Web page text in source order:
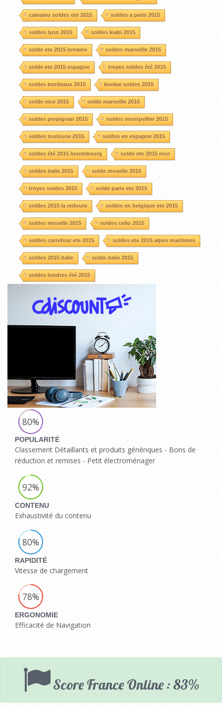
camaieu soldes ete 2015 soldes a paris 2015
soldes lyon 2015 soldes kiabi 2015
solde ete 2015 lorraine soldes marseille 2015
solde ete 2015 espagne troyes soldes été 2015
soldes bordeaux 2015 kookai soldes 2015
solde nice 2015 solde marseille 2015
soldes perpignan 2015 soldes montpellier 2015
soldes toulouse 2015 soldes en espagne 2015
soldes été 2015 luxembourg solde ete 2015 nice
soldes italie 2015 solde moselle 2015
troyes soldes 2015 solde paris ete 2015
soldes 2015 la redoute soldes en belgique ete 2015
soldes moselle 2015 soldes celio 2015
soldes carrefour ete 2015 soldes ete 2015 alpes maritimes
soldes 2015 italie solde italie 2015
soldes londres été 2015
80%
POPULARITÉ
Classement Détaillants et produits génériques - Bons de
réduction et remises - Petit électroménager
92%
CONTENU
Exhaustivité du contenu
80%
RAPIDITÉ
Vitesse de chargement
78%
ERGONOMIE
Efficacité de Navigation
Score France Online : 83%